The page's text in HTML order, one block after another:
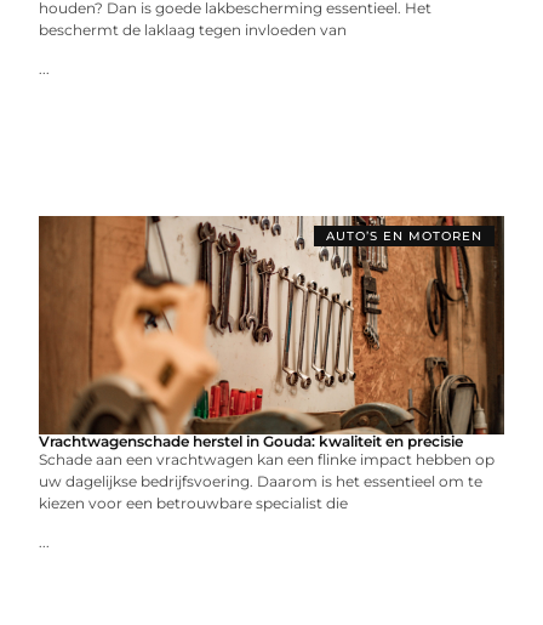
houden? Dan is goede lakbescherming essentieel. Het
beschermt de laklaag tegen invloeden van
...
AUTO’S EN MOTOREN
Vrachtwagenschade herstel in Gouda: kwaliteit en precisie
Schade aan een vrachtwagen kan een flinke impact hebben op
uw dagelijkse bedrijfsvoering. Daarom is het essentieel om te
kiezen voor een betrouwbare specialist die
...